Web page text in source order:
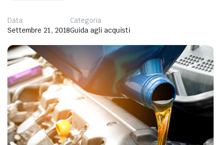
Data
Settembre 21, 2018
Categoria
Guida agli acquisti